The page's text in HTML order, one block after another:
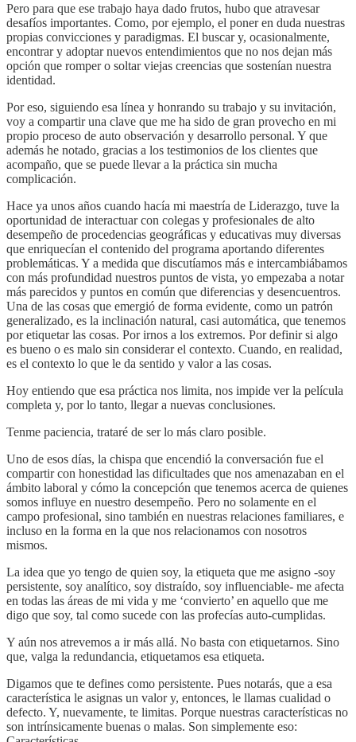
Pero para que ese trabajo haya dado frutos, hubo que atravesar
desafíos importantes. Como, por ejemplo, el poner en duda nuestras
propias convicciones y paradigmas. El buscar y, ocasionalmente,
encontrar y adoptar nuevos entendimientos que no nos dejan más
opción que romper o soltar viejas creencias que sostenían nuestra
identidad.
Por eso, siguiendo esa línea y honrando su trabajo y su invitación,
voy a compartir una clave que me ha sido de gran provecho en mi
propio proceso de auto observación y desarrollo personal. Y que
además he notado, gracias a los testimonios de los clientes que
acompaño, que se puede llevar a la práctica sin mucha
complicación.
Hace ya unos años cuando hacía mi maestría de Liderazgo, tuve la
oportunidad de interactuar con colegas y profesionales de alto
desempeño de procedencias geográficas y educativas muy diversas
que enriquecían el contenido del programa aportando diferentes
problemáticas. Y a medida que discutíamos más e intercambiábamos
con más profundidad nuestros puntos de vista, yo empezaba a notar
más parecidos y puntos en común que diferencias y desencuentros.
Una de las cosas que emergió de forma evidente, como un patrón
generalizado, es la inclinación natural, casi automática, que tenemos
por etiquetar las cosas. Por irnos a los extremos. Por definir si algo
es bueno o es malo sin considerar el contexto. Cuando, en realidad,
es el contexto lo que le da sentido y valor a las cosas.
Hoy entiendo que esa práctica nos limita, nos impide ver la película
completa y, por lo tanto, llegar a nuevas conclusiones.
Tenme paciencia, trataré de ser lo más claro posible.
Uno de esos días, la chispa que encendió la conversación fue el
compartir con honestidad las dificultades que nos amenazaban en el
ámbito laboral y cómo la concepción que tenemos acerca de quienes
somos influye en nuestro desempeño. Pero no solamente en el
campo profesional, sino también en nuestras relaciones familiares, e
incluso en la forma en la que nos relacionamos con nosotros
mismos.
La idea que yo tengo de quien soy, la etiqueta que me asigno -soy
persistente, soy analítico, soy distraído, soy influenciable- me afecta
en todas las áreas de mi vida y me ‘convierto’ en aquello que me
digo que soy, tal como sucede con las profecías auto-cumplidas.
Y aún nos atrevemos a ir más allá. No basta con etiquetarnos. Sino
que, valga la redundancia, etiquetamos esa etiqueta.
Digamos que te defines como persistente. Pues notarás, que a esa
característica le asignas un valor y, entonces, le llamas cualidad o
defecto. Y, nuevamente, te limitas. Porque nuestras características no
son intrínsicamente buenas o malas. Son simplemente eso: